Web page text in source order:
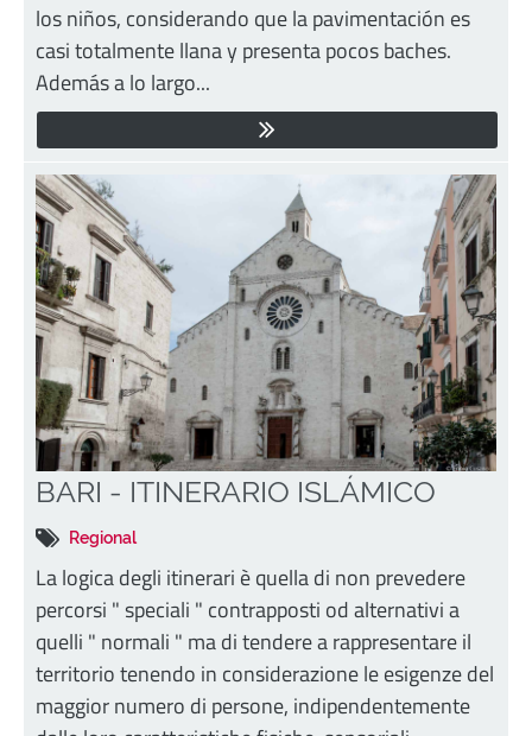
los niños, considerando que la pavimentación es
casi totalmente llana y presenta pocos baches.
Además a lo largo...
BARI - ITINERARIO ISLÁMICO
Regional
La logica degli itinerari è quella di non prevedere
percorsi " speciali " contrapposti od alternativi a
quelli " normali " ma di tendere a rappresentare il
territorio tenendo in considerazione le esigenze del
maggior numero di persone, indipendentemente